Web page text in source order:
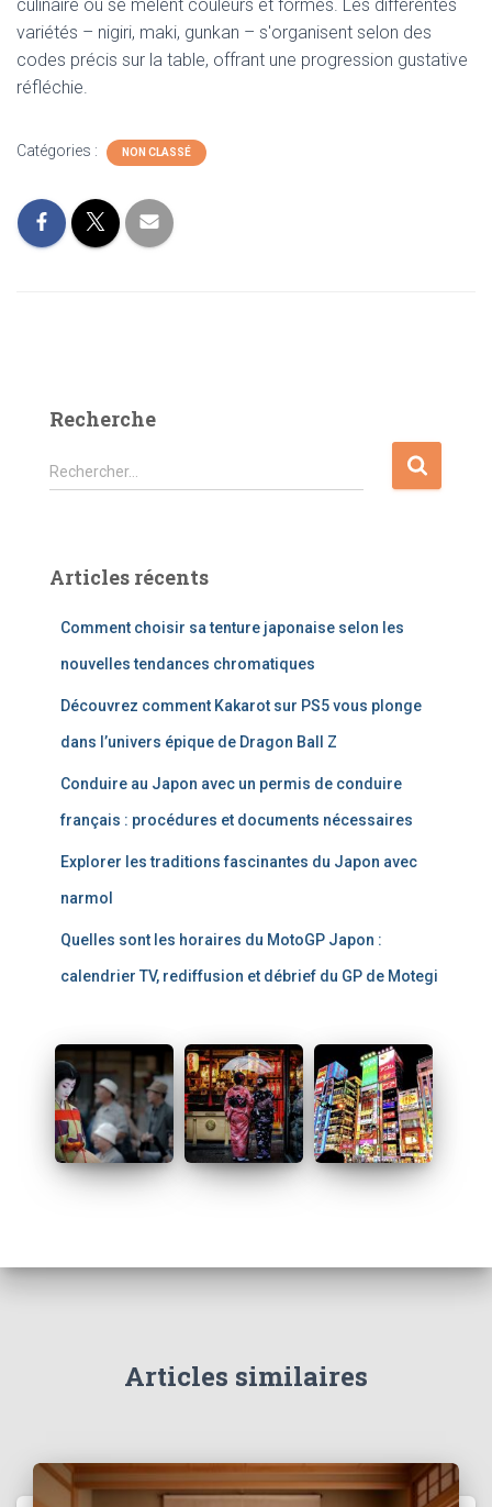
culinaire où se mêlent couleurs et formes. Les différentes
variétés – nigiri, maki, gunkan – s'organisent selon des
codes précis sur la table, offrant une progression gustative
réfléchie.
Catégories : NON CLASSÉ
Recherche
R
e
r
Rechercher…
Articles récents
Comment choisir sa tenture japonaise selon les
nouvelles tendances chromatiques
Découvrez comment Kakarot sur PS5 vous plonge
dans l’univers épique de Dragon Ball Z
Conduire au Japon avec un permis de conduire
français : procédures et documents nécessaires
Explorer les traditions fascinantes du Japon avec
narmol
Quelles sont les horaires du MotoGP Japon :
calendrier TV, rediffusion et débrief du GP de Motegi
Articles similaires